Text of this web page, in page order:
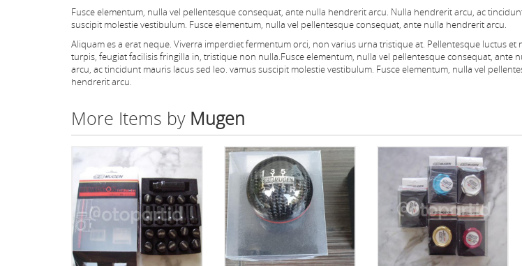
Fusce elementum, nulla vel pellentesque consequat, ante nulla hendrerit arcu. Nulla hendrerit arcu, ac
suscipit molestie vestibulum. Fusce elementum, nulla vel pellentesque consequat, ante nulla hendrerit arcu.
Aliquam es a erat neque. Viverra imperdiet fermentum orci, non varius urna tristique at. Pellentesque luctus et
turpis, feugiat facilisis fringilla in, tristique non nulla.Fusce elementum, nulla vel pellentesque consequat, ante
arcu, ac tincidunt mauris lacus sed leo. vamus suscipit molestie vestibulum. Fusce elementum, nulla vel
hendrerit arcu.
More Items by Mugen